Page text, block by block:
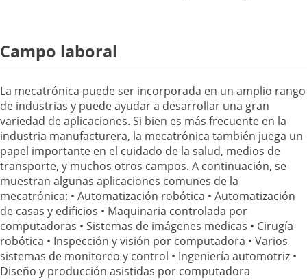
Campo laboral
La mecatrónica puede ser incorporada en un amplio rango
de industrias y puede ayudar a desarrollar una gran
variedad de aplicaciones. Si bien es más frecuente en la
industria manufacturera, la mecatrónica también juega un
papel importante en el cuidado de la salud, medios de
transporte, y muchos otros campos. A continuación, se
muestran algunas aplicaciones comunes de la
mecatrónica: • Automatización robótica • Automatización
de casas y edificios • Maquinaria controlada por
computadoras • Sistemas de imágenes medicas • Cirugía
robótica • Inspección y visión por computadora • Varios
sistemas de monitoreo y control • Ingeniería automotriz •
Diseño y producción asistidas por computadora